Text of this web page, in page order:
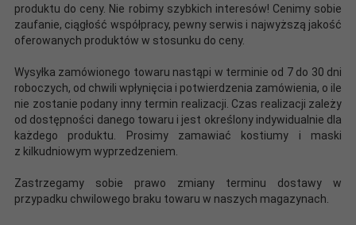
produktu do ceny. Nie robimy szybkich interesów! Cenimy sobie
zaufanie, ciągłość współpracy, pewny serwis i najwyższą jakość
oferowanych produktów w stosunku do ceny.
Wysyłka zamówionego towaru nastąpi w terminie od 7 do 30 dni
roboczych, od chwili wpłynięcia i potwierdzenia zamówienia, o ile
nie zostanie podany inny termin realizacji. Czas realizacji zależy
od dostępności danego towaru i jest określony indywidualnie dla
każdego produktu. Prosimy zamawiać kostiumy i maski
z kilkudniowym wyprzedzeniem.
Zastrzegamy sobie prawo zmiany terminu dostawy w
przypadku chwilowego braku towaru w naszych magazynach.